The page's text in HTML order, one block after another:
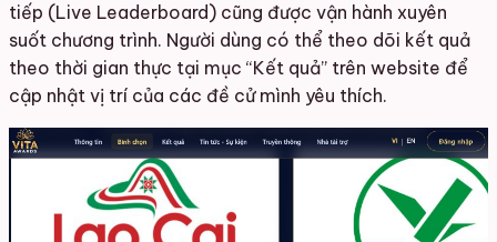
tiếp (Live Leaderboard) cũng được vận hành xuyên
suốt chương trình. Người dùng có thể theo dõi kết quả
theo thời gian thực tại mục “Kết quả” trên website để
cập nhật vị trí của các đề cử mình yêu thích.